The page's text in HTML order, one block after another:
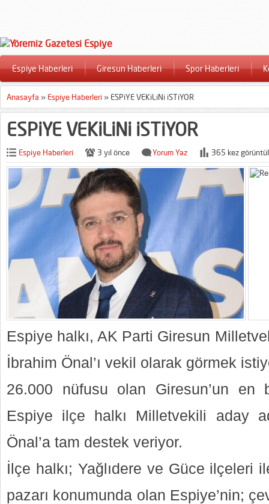
Espiye Haberleri Giresun Haberleri Spor Haberleri
Anasayfa » Espiye Haberleri » ESPiYE VEKiLiNi iSTiYOR
ESPiYE VEKiLiNi iSTiYOR
Espiye Haberleri 3 yıl önce Yorum Yaz 365 kez
Espiye halkı, AK Parti Giresun
İbrahim Önal’ı vekil olarak görmek
26.000 nüfusu olan Giresun’un
Espiye ilçe halkı Milletvekili aday
Önal’a tam destek veriyor.
İlçe halkı; Yağlıdere ve Güce ilçeleri
pazarı konumunda olan Espiye’nin;